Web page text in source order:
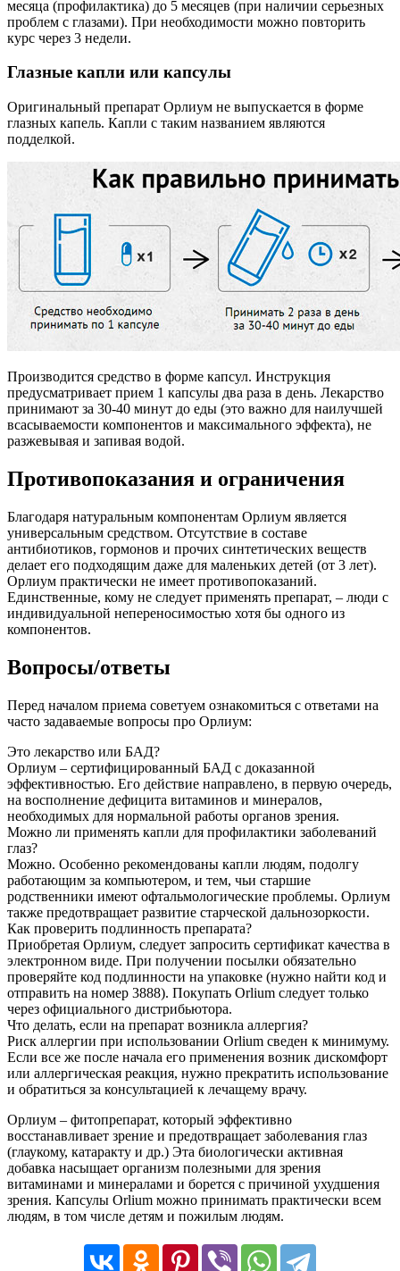
месяца (профилактика) до 5 месяцев (при наличии серьезных
проблем с глазами). При необходимости можно повторить
курс через 3 недели.
Глазные капли или капсулы
Оригинальный препарат Орлиум не выпускается в форме
глазных капель. Капли с таким названием являются
подделкой.
Производится средство в форме капсул. Инструкция
предусматривает прием 1 капсулы два раза в день. Лекарство
принимают за 30-40 минут до еды (это важно для наилучшей
всасываемости компонентов и максимального эффекта), не
разжевывая и запивая водой.
Противопоказания и ограничения
Благодаря натуральным компонентам Орлиум является
универсальным средством. Отсутствие в составе
антибиотиков, гормонов и прочих синтетических веществ
делает его подходящим даже для маленьких детей (от 3 лет).
Орлиум практически не имеет противопоказаний.
Единственные, кому не следует применять препарат, – люди с
индивидуальной непереносимостью хотя бы одного из
компонентов.
Вопросы/ответы
Перед началом приема советуем ознакомиться с ответами на
часто задаваемые вопросы про Орлиум:
Это лекарство или БАД?
Орлиум – сертифицированный БАД с доказанной
эффективностью. Его действие направлено, в первую очередь,
на восполнение дефицита витаминов и минералов,
необходимых для нормальной работы органов зрения.
Можно ли применять капли для профилактики заболеваний
глаз?
Можно. Особенно рекомендованы капли людям, подолгу
работающим за компьютером, и тем, чьи старшие
родственники имеют офтальмологические проблемы. Орлиум
также предотвращает развитие старческой дальнозоркости.
Как проверить подлинность препарата?
Приобретая Орлиум, следует запросить сертификат качества в
электронном виде. При получении посылки обязательно
проверяйте код подлинности на упаковке (нужно найти код и
отправить на номер 3888). Покупать Orlium следует только
через официального дистрибьютора.
Что делать, если на препарат возникла аллергия?
Риск аллергии при использовании Orlium сведен к минимуму.
Если все же после начала его применения возник дискомфорт
или аллергическая реакция, нужно прекратить использование
и обратиться за консультацией к лечащему врачу.
Орлиум – фитопрепарат, который эффективно
восстанавливает зрение и предотвращает заболевания глаз
(глаукому, катаракту и др.) Эта биологически активная
добавка насыщает организм полезными для зрения
витаминами и минералами и борется с причиной ухудшения
зрения. Капсулы Orlium можно принимать практически всем
людям, в том числе детям и пожилым людям.